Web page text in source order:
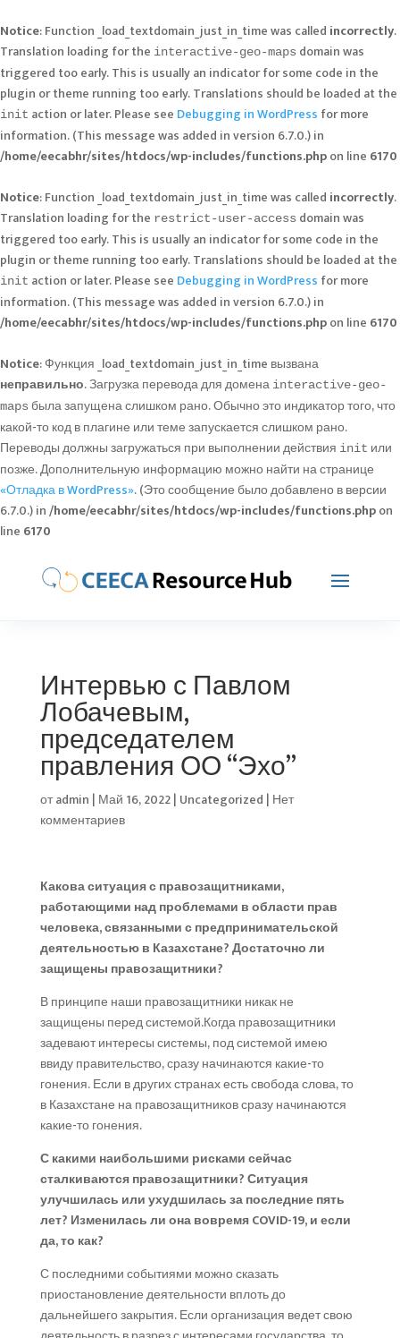
Notice: Function _load_textdomain_just_in_time was called incorrectly.
Translation loading for the interactive-geo-maps domain was
triggered too early. This is usually an indicator for some code in the
plugin or theme running too early. Translations should be loaded at the
init action or later. Please see Debugging in WordPress for more
information. (This message was added in version 6.7.0.) in
/home/eecabhr/sites/htdocs/wp-includes/functions.phpon line 6170
Notice: Function _load_textdomain_just_in_time was called incorrectly.
Translation loading for the restrict-user-access domain was
triggered too early. This is usually an indicator for some code in the
plugin or theme running too early. Translations should be loaded at the
init action or later. Please see Debugging in WordPress for more
information. (This message was added in version 6.7.0.) in
/home/eecabhr/sites/htdocs/wp-includes/functions.phpon line 6170
Notice: Функция _load_textdomain_just_in_time вызвана
неправильно. Загрузка перевода для домена interactive-geo-
maps была запущена слишком рано. Обычно это индикатор того, что
какой-то код в плагине или теме запускается слишком рано.
Переводы должны загружаться при выполнении действия init или
позже. Дополнительную информацию можно найти на странице
«Отладка в WordPress». (Это сообщение было добавлено в версии
6.7.0.) in/home/eecabhr/sites/htdocs/wp-includes/functions.phpon
line 6170
Интервью с Павлом
Лобачевым,
председателем
правления ОО “Эхо”
отadmin | Май 16, 2022| Uncategorized | Нет
комментариев
Какова ситуация с правозащитниками,
работающими над проблемами в области прав
человека, связанными с предпринимательской
деятельностью в Казахстане? Достаточно ли
защищены правозащитники?
В принципе наши правозащитники никак не
защищены перед системой.Когда правозащитники
задевают интересы системы, под системой имею
ввиду правительство, сразу начинаются какие-то
гонения. Если в других странах есть свобода слова, то
в Казахстане на правозащитников сразу начинаются
какие-то гонения.
С какими наибольшими рисками сейчас
сталкиваются правозащитники? Ситуация
улучшилась или ухудшилась за последние пять
лет? Изменилась ли она вовремя COVID-19, и если
да, то как?
С последними событиями можно сказать
приостановление деятельности вплоть до
дальнейшего закрытия. Если организация ведет свою